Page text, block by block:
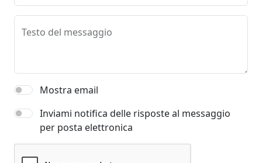
Testo del messaggio
Mostra email
Inviami notifica delle risposte al messaggio
per posta elettronica